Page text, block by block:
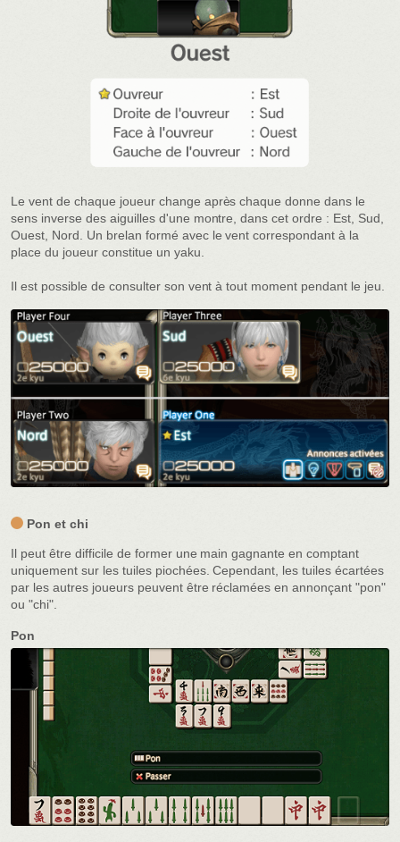
Le vent de chaque joueur change après chaque donne dans le
sens inverse des aiguilles d'une montre, dans cet ordre : Est, Sud,
Ouest, Nord. Un brelan formé avec le vent correspondant à la
place du joueur constitue un yaku.
Il est possible de consulter son vent à tout moment pendant le jeu.
Pon et chi
Il peut être difficile de former une main gagnante en comptant
uniquement sur les tuiles piochées. Cependant, les tuiles écartées
par les autres joueurs peuvent être réclamées en annonçant "pon"
ou "chi".
Pon